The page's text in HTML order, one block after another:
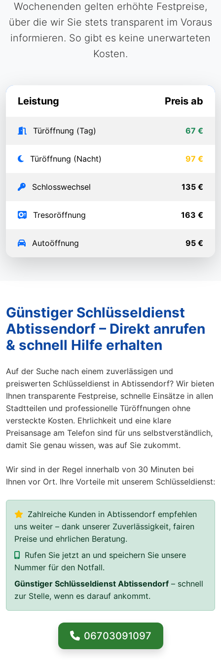
Wochenenden gelten erhöhte Festpreise,
über die wir Sie stets transparent im Voraus
informieren. So gibt es keine unerwarteten
Kosten.
Leistung Preis ab
Türöffnung (Tag) 67 €
Türöffnung (Nacht) 97 €
Schlosswechsel 135 €
Tresoröffnung 163 €
Autoöffnung 95 €
Günstiger Schlüsseldienst
Abtissendorf – Direkt anrufen
& schnell Hilfe erhalten
Auf der Suche nach einem zuverlässigen und
preiswerten Schlüsseldienst in Abtissendorf? Wir bieten
Ihnen transparente Festpreise, schnelle Einsätze in allen
Stadtteilen und professionelle Türöffnungen ohne
versteckte Kosten. Ehrlichkeit und eine klare
Preisansage am Telefon sind für uns selbstverständlich,
damit Sie genau wissen, was auf Sie zukommt.
Wir sind in der Regel innerhalb von 30 Minuten bei
Ihnen vor Ort. Ihre Vorteile mit unserem Schlüsseldienst:
Zahlreiche Kunden in Abtissendorf empfehlen
uns weiter – dank unserer Zuverlässigkeit, fairen
Preise und ehrlichen Beratung.
Rufen Sie jetzt an und speichern Sie unsere
Nummer für den Notfall.
Günstiger Schlüsseldienst Abtissendorf – schnell
zur Stelle, wenn es darauf ankommt.
06703091097